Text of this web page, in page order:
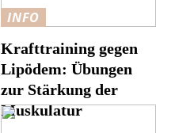
INFO
Krafttraining gegen
Lipödem: Übungen
zur Stärkung der
Muskulatur